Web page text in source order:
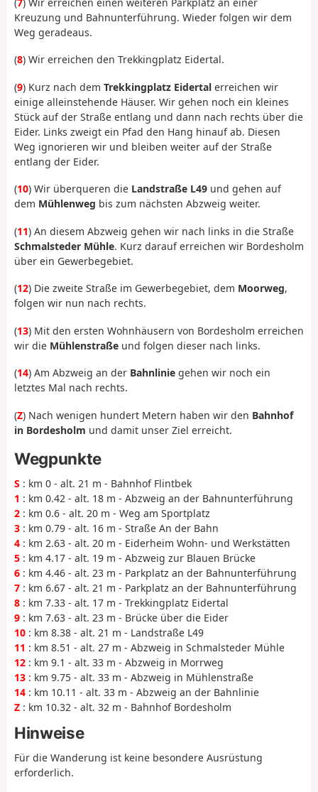
Kreuzung und Bahnunterführung. Wieder folgen wir dem
Weg geradeaus.
(8) Wir erreichen den Trekkingplatz Eidertal.
(9) Kurz nach dem Trekkingplatz Eidertal erreichen wir
einige alleinstehende Häuser. Wir gehen noch ein kleines
Stück auf der Straße entlang und dann nach rechts über die
Eider. Links zweigt ein Pfad den Hang hinauf ab. Diesen
Weg ignorieren wir und bleiben weiter auf der Straße
entlang der Eider.
(10) Wir überqueren die Landstraße L49 und gehen auf
dem Mühlenweg bis zum nächsten Abzweig weiter.
(11) An diesem Abzweig gehen wir nach links in die Straße
Schmalsteder Mühle. Kurz darauf erreichen wir Bordesholm
über ein Gewerbegebiet.
(12) Die zweite Straße im Gewerbegebiet, dem Moorweg,
folgen wir nun nach rechts.
(13) Mit den ersten Wohnhäusern von Bordesholm erreichen
wir die Mühlenstraße und folgen dieser nach links.
(14) Am Abzweig an der Bahnlinie gehen wir noch ein
letztes Mal nach rechts.
(Z) Nach wenigen hundert Metern haben wir den Bahnhof
in Bordesholm und damit unser Ziel erreicht.
Wegpunkte
S : km 0 - alt. 21 m - Bahnhof Flintbek
1 : km 0.42 - alt. 18 m - Abzweig an der Bahnunterführung
2 : km 0.6 - alt. 20 m - Weg am Sportplatz
3 : km 0.79 - alt. 16 m - Straße An der Bahn
4 : km 2.63 - alt. 20 m - Eiderheim Wohn- und Werkstätten
5 : km 4.17 - alt. 19 m - Abzweig zur Blauen Brücke
6 : km 4.46 - alt. 23 m - Parkplatz an der Bahnunterführung
7 : km 6.67 - alt. 21 m - Parkplatz an der Bahnunterführung
8 : km 7.33 - alt. 17 m - Trekkingplatz Eidertal
9 : km 7.63 - alt. 23 m - Brücke über die Eider
10 : km 8.38 - alt. 21 m - Landstraße L49
11 : km 8.51 - alt. 27 m - Abzweig in Schmalsteder Mühle
12 : km 9.1 - alt. 33 m - Abzweig in Morrweg
13 : km 9.75 - alt. 33 m - Abzweig in Mühlenstraße
14 : km 10.11 - alt. 33 m - Abzweig an der Bahnlinie
Z : km 10.32 - alt. 32 m - Bahnhof Bordesholm
Hinweise
Für die Wanderung ist keine besondere Ausrüstung
erforderlich.